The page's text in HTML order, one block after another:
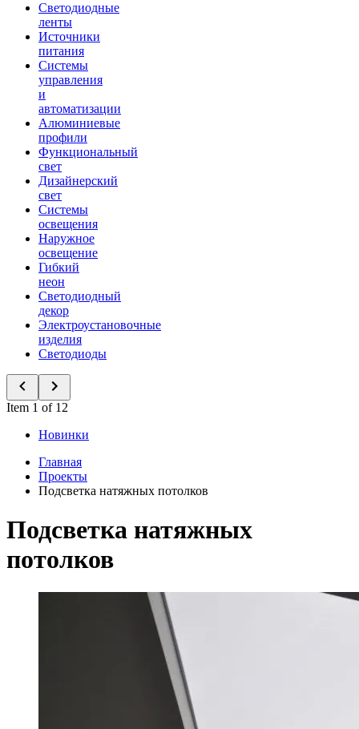
Светодиодные
ленты
Источники
питания
Системы
управления
и
автоматизации
Алюминиевые
профили
Функциональный
свет
Дизайнерский
свет
Системы
освещения
Наружное
освещение
Гибкий
неон
Светодиодный
декор
Электроустановочные
изделия
Светодиоды
Item 1 of 12
Новинки
Главная
Проекты
Подсветка натяжных потолков
Подсветка натяжных
потолков